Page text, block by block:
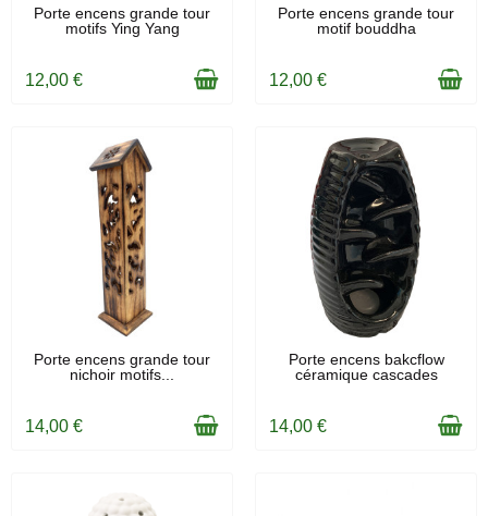
EN STOCK
Porte encens grande tour
motifs Ying Yang
12,00 €
EN STOCK
Porte encens grande tour
motif bouddha
12,00 €
EN STOCK
Porte encens grande tour
nichoir motifs...
14,00 €
EN STOCK
Porte encens bakcflow
céramique cascades
14,00 €